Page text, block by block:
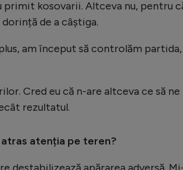
kosovarii. Altceva nu, pentru
de a câștiga.
am început să controlăm partida,
Cred eu că n-are altceva ce să ne
rezultatul.
atenția pe teren?